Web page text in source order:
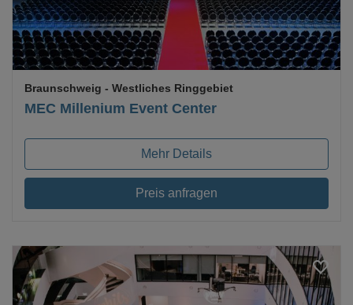
MEC Millenium Event Center
Braunschweig - Westliches Ringgebiet
Mehr Details
Preis anfragen